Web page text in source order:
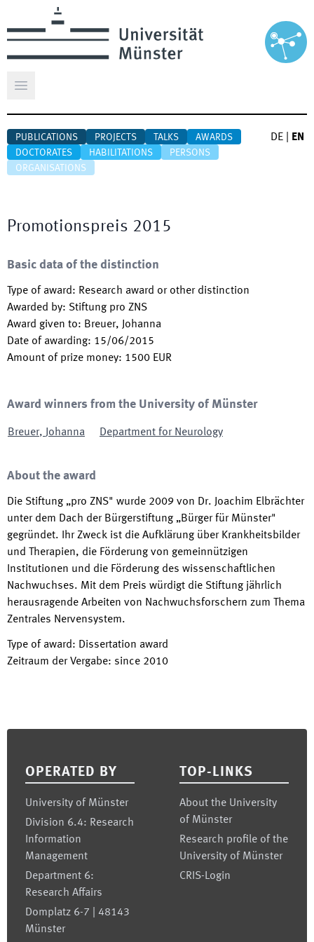
Open main menu
PUBLICATIONS PROJECTS TALKS
AWARDS
DOCTORATES
HABILITATIONS
PERSONS
ORGANISATIONS
DE EN
Promotionspreis 2015
Basic data of the distinction
Type of award: Research award or other distinction
Awarded by: Stiftung pro ZNS
Award given to: Breuer, Johanna
Date of awarding: 15/06/2015
Amount of prize money: 1500 EUR
Award winners from the University of Münster
Breuer, Johanna Department for Neurology
About the award
Die Stiftung „pro ZNS" wurde 2009 von Dr. Joachim Elbrächter
unter dem Dach der Bürgerstiftung „Bürger für Münster"
gegründet. Ihr Zweck ist die Aufklärung über Krankheitsbilder
und Therapien, die Förderung von gemeinnützigen
Institutionen und die Förderung des wissenschaftlichen
Nachwuchses. Mit dem Preis würdigt die Stiftung jährlich
herausragende Arbeiten von Nachwuchsforschern zum Thema
Zentrales Nervensystem.
Type of award: Dissertation award
Zeitraum der Vergabe: since 2010
OPERATED BY
University of Münster
Division 6.4: Research
Information
Management
Department 6:
Research Affairs
Domplatz 6-7 | 48143
Münster
TOP-LINKS
About the University
of Münster
Research profile of the
University of Münster
CRIS-Login